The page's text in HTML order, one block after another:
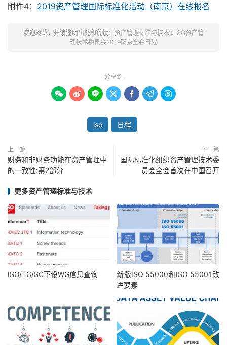
Friday 10 May
2019
9.00-12.30
meetings
TC 251 技术委员会工作组会
莱茵河、塞纳河、尼罗河、
多瑙河厅
：南京玄武苏宁诺富特酒店（江苏省 南京市 苏宁大道
International Organization for Standardization
Chemin de Blandonnet 8 , CP 401, 1214 Vernier, Geneva ,
Management Workshop
资产管理国际标准化论坛日程（5 月 9 号 13:30-17:30）
No.
序号
Content
内容 演讲人
State of Affairs and a Future Outlook on the
Standardization of As
set Management
资产管理标准化的现状和未来展望
ISO/TC 251 Chair
主席
Rhys Davies
里斯 戴维斯
Standardization drives innovation and
江苏省质量和标准化研
究院
President.
附件4： 2019资产管理国际标准化活动（南京）在线报名
欢迎转载，并请注明出处和链接： 资产管理标准与技术 » ISO资产管
理技术委员会2019南京全会日程
分享到
      
iso 日程
上一篇
财务和非财务功能在资产管理中
的一致性:第2部分
下一篇
国际标准化组织资产管理技术委
员会全会首次在中国召开
更多资产管理标准与技术
ISO/TC/SC下设WG信息查询
新版ISO 55000和ISO 55001改
进要素